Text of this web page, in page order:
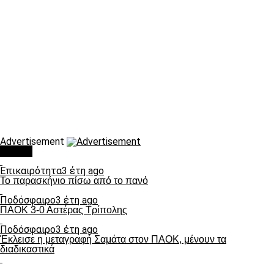
Advertisement
Επικαιρότητα3 έτη ago
Το παρασκήνιο πίσω από το πανό
Ποδόσφαιρο3 έτη ago
ΠΑΟΚ 3-0 Αστέρας Τρίπολης
Ποδόσφαιρο3 έτη ago
Έκλεισε η μεταγραφή Σαμάτα στον ΠΑΟΚ, μένουν τα
διαδικαστικά